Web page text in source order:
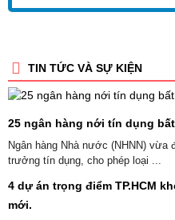
TIN TỨC VÀ SỰ KIỆN
25 ngân hàng nới tín dụng
Ngân hàng Nhà nước (NHNN)
trưởng tín dụng, cho phép loại ...
4 dự án trọng điểm TP.HCM
mới.